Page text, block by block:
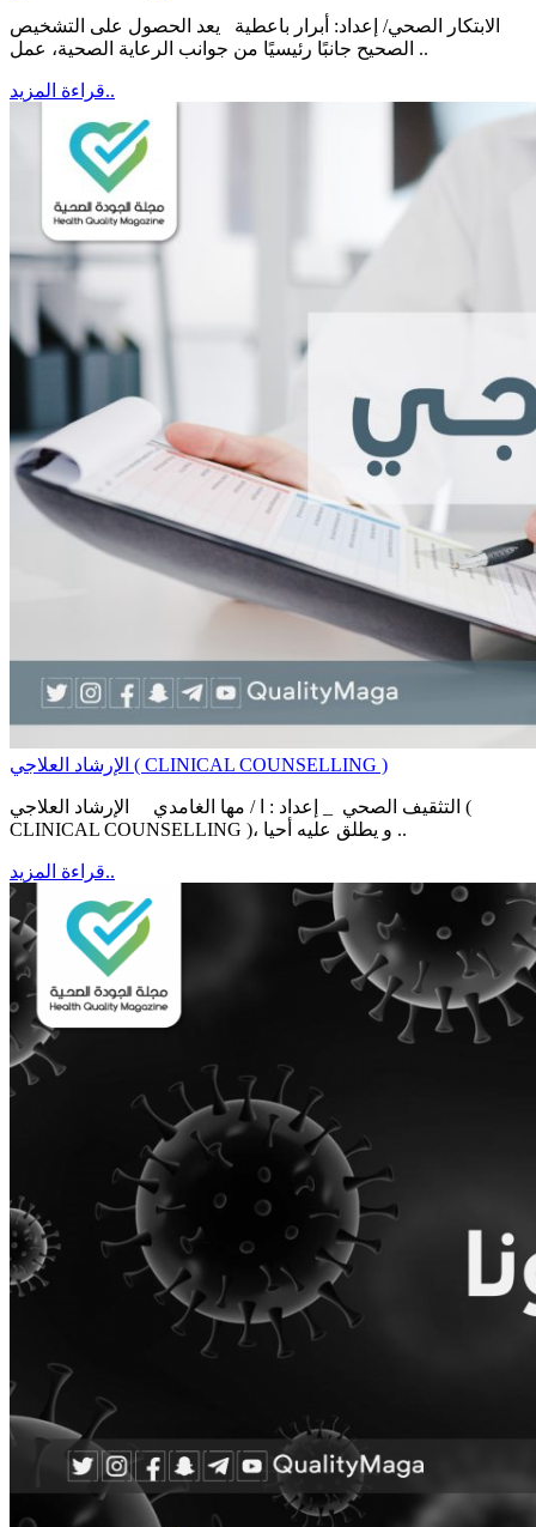
الابتكار الصحي/ إعداد: أبرار باعطية يعد الحصول على التشخيص
الصحيح جانبًا رئيسيًا من جوانب الرعاية الصحية، عمل ..
قراءة المزيد..
الإرشاد العلاجي ( CLINICAL COUNSELLING )
التثقيف الصحي _ إعداد : ا / مها الغامدي الإرشاد العلاجي (
CLINICAL COUNSELLING )، و يطلق عليه أحيا ..
قراءة المزيد..